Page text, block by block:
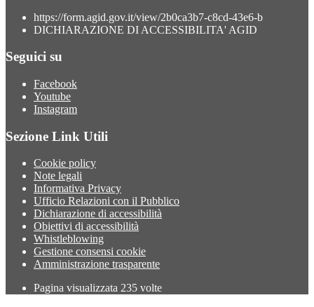
https://form.agid.gov.it/view/2b0ca3b7-c8cd-43e6-b
DICHIARAZIONE DI ACCESSIBILITA' AGID
Seguici su
Facebook
Youtube
Instagram
Sezione Link Utili
Cookie policy
Note legali
Informativa Privacy
Ufficio Relazioni con il Pubblico
Dichiarazione di accessibilità
Obiettivi di accessibilità
Whistleblowing
Gestione consensi cookie
Amministrazione trasparente
Pagina visualizzata 235 volte